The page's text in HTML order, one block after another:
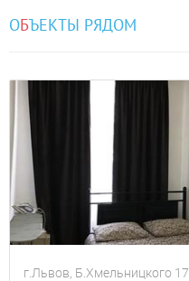
ОБЪЕКТЫ РЯДОМ
г.Львов, Б.Хмельницкого 17